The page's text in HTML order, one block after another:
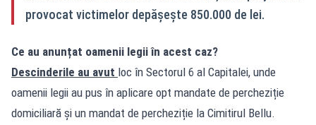
provocat victimelor depășește 850.000 de lei.
Ce au anunțat oamenii legii în acest caz?
Descinderile au avut loc în Sectorul 6 al Capitalei, unde
oamenii legii au pus în aplicare opt mandate de percheziție
domiciliară și un mandat de percheziție la Cimitirul Bellu.